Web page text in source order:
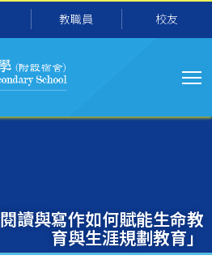
教職員 校友
讀與寫作如何賦能生命教
育與生涯規劃教育」